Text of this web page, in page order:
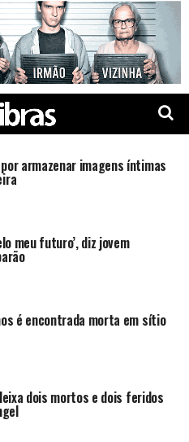
armazenar imagens íntimas
meu futuro’, diz jovem
é encontrada morta em sítio
dois mortos e dois feridos